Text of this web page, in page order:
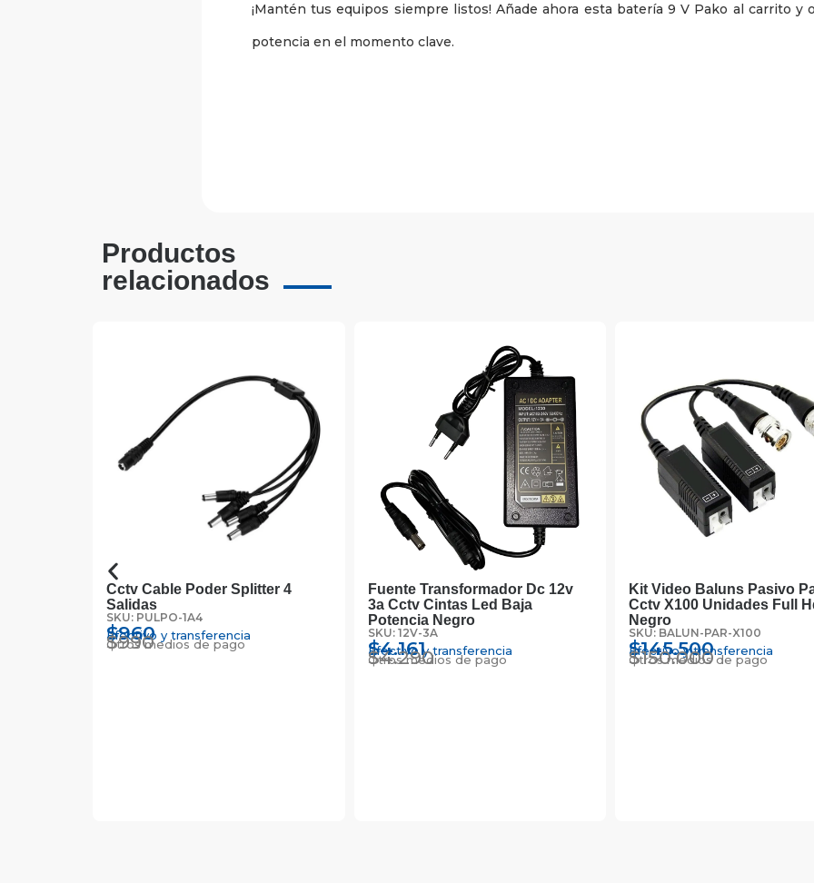
¡Mantén tus equipos siempre listos! Añade ahora esta batería 9 V Pako al carrito y
potencia en el momento clave.
Productos
relacionados
Cctv Cable Poder Splitter 4
Salidas
SKU: PULPO-1A4
$960
Efectivo y transferencia
$990
Otros medios de pago
Fuente Transformador Dc 12v
3a Cctv Cintas Led Baja
Potencia Negro
SKU: 12V-3A
$4.161
Efectivo y transferencia
$4.290
Otros medios de pago
Kit Video Baluns Pasivo
Cctv X100 Unidades Full
Negro
SKU: BALUN-PAR-X100
$145.500
Efectivo y transferencia
$150.000
Otros medios de pago